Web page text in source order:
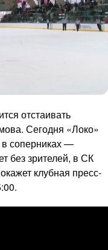
отстаивать
Сегодня «Локо»
соперниках —
без зрителей, в СК
клубная пресс-